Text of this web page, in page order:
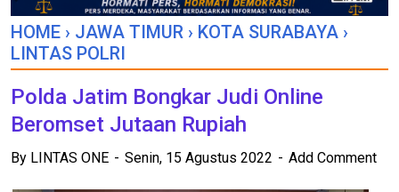
HOME › JAWA TIMUR › KOTA SURABAYA ›
LINTAS POLRI
Polda Jatim Bongkar Judi Online
Beromset Jutaan Rupiah
By LINTAS ONE Senin, 15 Agustus 2022 Add Comment